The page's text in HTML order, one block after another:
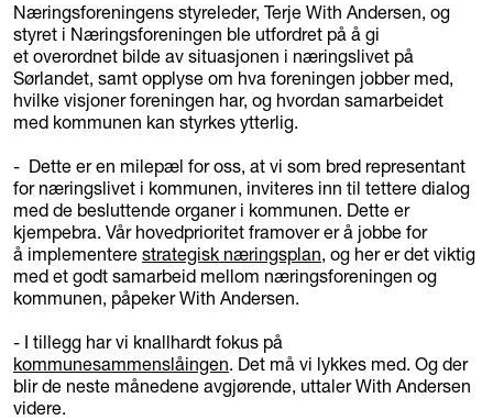
Næringsforeningens styreleder, Terje With Andersen, og
styret i Næringsforeningen ble utfordret på å gi
et overordnet bilde av situasjonen i næringslivet på
Sørlandet, samt opplyse om hva foreningen jobber med,
hvilke visjoner foreningen har, og hvordan samarbeidet
med kommunen kan styrkes ytterlig.
- Dette er en milepæl for oss, at vi som bred representant
for næringslivet i kommunen, inviteres inn til tettere dialog
med de besluttende organer i kommunen. Dette er
kjempebra. Vår hovedprioritet framover er å jobbe for
å implementere strategisk næringsplan, og her er det viktig
med et godt samarbeid mellom næringsforeningen og
kommunen, påpeker With Andersen.
- I tillegg har vi knallhardt fokus på
kommunesammenslåingen. Det må vi lykkes med. Og der
blir de neste månedene avgjørende, uttaler With Andersen
videre.